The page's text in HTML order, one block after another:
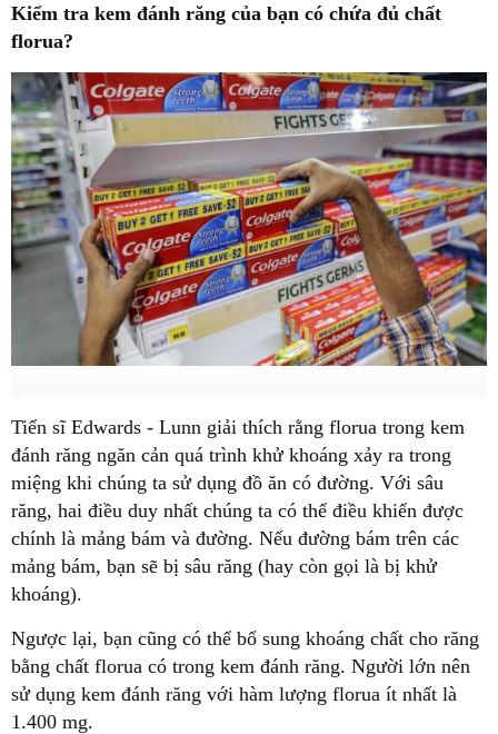
Kiểm tra kem đánh răng của bạn có chứa đủ chất
florua?
Tiến sĩ Edwards - Lunn giải thích rằng florua trong kem
đánh răng ngăn cản quá trình khử khoáng xảy ra trong
miệng khi chúng ta sử dụng đồ ăn có đường. Với sâu
răng, hai điều duy nhất chúng ta có thể điều khiển được
chính là mảng bám và đường. Nếu đường bám trên các
mảng bám, bạn sẽ bị sâu răng (hay còn gọi là bị khử
khoáng).
Ngược lại, bạn cũng có thể bổ sung khoáng chất cho răng
bằng chất florua có trong kem đánh răng. Người lớn nên
sử dụng kem đánh răng với hàm lượng florua ít nhất là
1.400 mg.